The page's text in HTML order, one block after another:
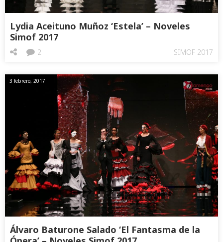
Lydia Aceituno Muñoz ‘Estela’ – Noveles
Simof 2017
SIMOF 2017
2
3 febrero, 2017
Álvaro Baturone Salado ‘El Fantasma de la